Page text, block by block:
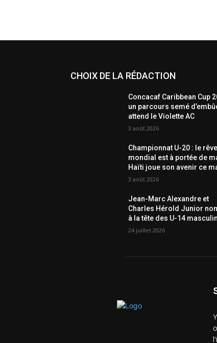
CHOIX DE LA RÉDACTION
Concacaf Caribbean Cup
un parcours semé
attend le Violette AC
3 août 2026
Championnat U-20 : le rêve
mondial est à portée de
Haïti joue son avenir ce
3 août 2026
Jean-Marc Alexandre et
Charles Hérold Junior
à la tête des U-14
24 juillet 2026